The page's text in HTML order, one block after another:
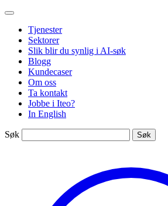
Gå
innhold
Iteo
Tjenester
Sektorer
Slik blir du synlig i AI-søk
Blogg
Kundecaser
Om oss
Ta kontakt
Jobbe i Iteo?
In English
Søk